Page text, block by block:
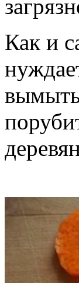
Как и